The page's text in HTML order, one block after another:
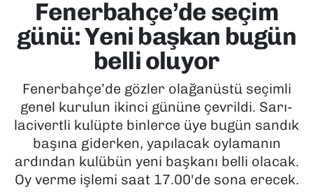
Fenerbahçe’de seçim
günü: Yeni başkan bugün
belli oluyor
Fenerbahçe’de gözler olağanüstü seçimli
genel kurulun ikinci gününe çevrildi. Sarı-
lacivertli kulüpte binlerce üye bugün sandık
başına giderken, yapılacak oylamanın
ardından kulübün yeni başkanı belli olacak.
Oy verme işlemi saat 17.00'de sona erecek.
EKONOMİ
KÜLTÜR SANAT
MAGAZİN
POLİTİKA
SAĞLIK
Tüm Manşetler
Son Dakika Haberleri
Haber Arşivi